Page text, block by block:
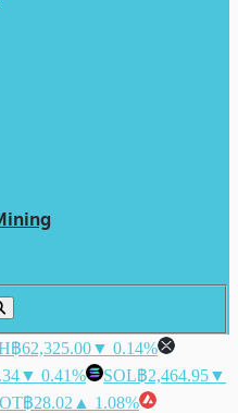
฿62,325.00▼ 0.14%
▼ 0.41% SOL฿2,464.95▼
฿28.02 ▲ 1.08%